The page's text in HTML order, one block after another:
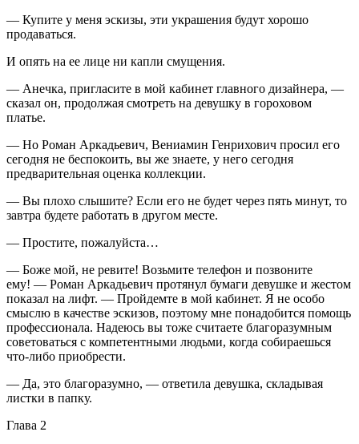
— Купите у меня эскизы, эти украшения будут хорошо
продаваться.
И опять на ее лице ни капли смущения.
— Анечка, пригласите в мой кабинет главного дизайнера, —
сказал он, продолжая смотреть на девушку в гороховом
платье.
— Но Роман Аркадьевич, Вениамин Генрихович просил его
сегодня не беспокоить, вы же знаете, у него сегодня
предварительная оценка коллекции.
— Вы плохо слышите? Если его не будет через пять минут, то
завтра будете работать в другом месте.
— Простите, пожалуйста…
— Боже мой, не ревите! Возьмите телефон и позвоните
ему! — Роман Аркадьевич протянул бумаги девушке и жестом
показал на лифт. — Пройдемте в мой кабинет. Я не особо
смыслю в качестве эскизов, поэтому мне понадобится помощь
профессионала. Надеюсь вы тоже считаете благоразумным
советоваться с компетентными людьми, когда собираешься
что-либо приобрести.
— Да, это благоразумно, — ответила девушка, складывая
листки в папку.
Глава 2